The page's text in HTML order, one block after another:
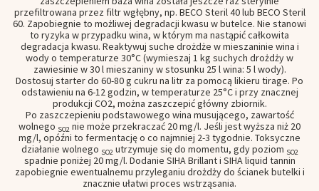
przefiltrowana przez filtr wgłębny, np. BECO Steril 40 lub BECO Steril
60. Zapobiegnie to możliwej degradacji kwasu w butelce. Nie stanowi
to ryzyka w przypadku wina, w którym ma nastąpić całkowita
degradacja kwasu. Reaktywuj suche drożdże w mieszaninie wina i
wody o temperaturze 30°C (wymieszaj 1 kg suchych drożdży w
zawiesinie w 30 l mieszaniny w stosunku 25 l wina: 5 l wody).
Dostosuj starter do 60-80 g cukru na litr za pomocą likieru tirage. Po
odstawieniu na 6-12 godzin, w temperaturze 25°C i przy znacznej
produkcji CO2, można zaszczepić główny zbiornik.
Po zaszczepieniu podstawowego wina musującego, zawartość
wolnego SO2 nie może przekraczać 20 mg/l. Jeśli jest wyższa niż 20
mg/l, opóźni to fermentację o co najmniej 2-3 tygodnie. Toksyczne
działanie wolnego SO2 utrzymuje się do momentu, gdy poziom SO2
spadnie poniżej 20 mg/l. Dodanie SIHA Brillant i SIHA liquid tannin
zapobiegnie ewentualnemu przyleganiu drożdży do ścianek butelki i
znacznie ułatwi proces wstrząsania.